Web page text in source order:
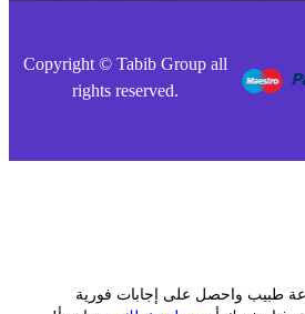
Copyright © Tabib Group all
rights reserved.
واحصل على إجابات فورية